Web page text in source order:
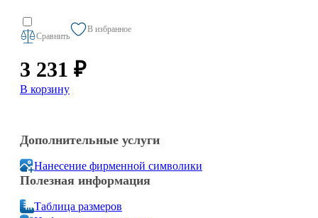
препятствий для зрения.
Сравнить
В избранное
3 231 ₽
В корзину
Дополнительные услуги
Нанесение фирменной символики
Полезная информация
Таблица размеров